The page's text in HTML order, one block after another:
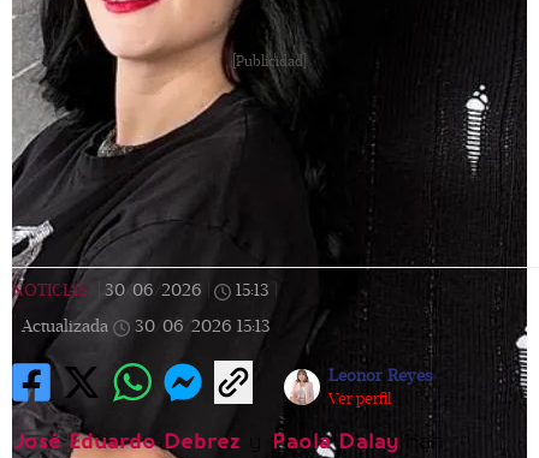
[Publicidad]
NOTICIAS 30/06/2026 15:13
Actualizada
30/06/2026 15:13
Leonor Reyes
Ver perfil
José Eduardo Debrez Paola Dalay
han